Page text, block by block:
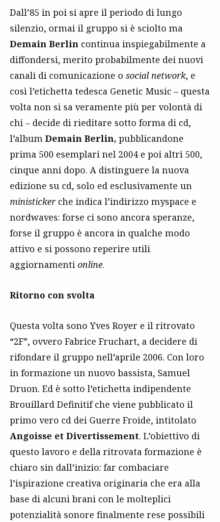
Dall’85 in poi si apre il periodo di lungo
silenzio, ormai il gruppo si è sciolto ma
Demain Berlin continua inspiegabilmente a
diffondersi, merito probabilmente dei nuovi
canali di comunicazione o social network, e
così l’etichetta tedesca Genetic Music – questa
volta non si sa veramente più per volontà di
chi – decide di rieditare sotto forma di cd,
l’album Demain Berlin, pubblicandone
prima 500 esemplari nel 2004 e poi altri 500,
cinque anni dopo. A distinguere la nuova
edizione su cd, solo ed esclusivamente un
ministickerche indica l’indirizzo myspace e
nordwaves: forse ci sono ancora speranze,
forse il gruppo è ancora in qualche modo
attivo e si possono reperire utili
aggiornamenti online.
Ritorno con svolta
Questa volta sono Yves Royer e il ritrovato
“2F”, ovvero Fabrice Fruchart, a decidere di
rifondare il gruppo nell’aprile 2006. Con loro
in formazione un nuovo bassista, Samuel
Druon. Ed è sotto l’etichetta indipendente
Brouillard Definitif che viene pubblicato il
primo vero cd dei Guerre Froide, intitolato
Angoisse et Divertissement. L’obiettivo di
questo lavoro e della ritrovata formazione è
chiaro sin dall’inizio: far combaciare
l’ispirazione creativa originaria che era alla
base di alcuni brani con le molteplici
potenzialità sonore finalmente rese possibili